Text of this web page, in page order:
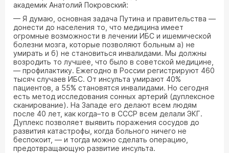
академик Анатолий Покровский:
— Я думаю, основная задача Путина и правительства —
донести до населения то, что медицина имеет
огромные возможности в лечении ИБС и ишемической
болезни мозга, которые позволяют больным а) не
умирать и б) не становиться инвалидами. Мы должны
возродить то лучшее, что было в советской медицине,
— профилактику. Ежегодно в России регистрируют 460
тысяч случаев ИБС. От инсульта умирают 40%
пациентов, а 55% становятся инвалидами. Но сегодня
есть метод исследования сонных артерий (дуплексное
сканирование). На Западе его делают всем людям
после 40 лет, как когда–то в СССР всем делали ЭКГ.
Дуплекс позволяет выявить поражения сосудов до
развития катастрофы, когда больного ничего не
беспокоит, — и тогда можно сделать операцию,
предотвращающую развитие инсульта.